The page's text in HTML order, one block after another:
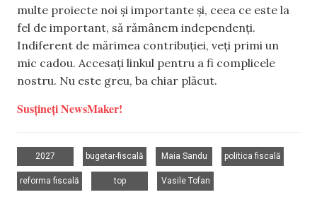
multe proiecte noi și importante și, ceea ce este la
fel de important, să rămânem independenți.
Indiferent de mărimea contribuției, veți primi un
mic cadou. Accesați linkul pentru a fi complicele
nostru. Nu este greu, ba chiar plăcut.
Susțineți NewsMaker!
2027
bugetar-fiscală
Maia Sandu
politica fiscală
reforma fiscală
top
Vasile Tofan